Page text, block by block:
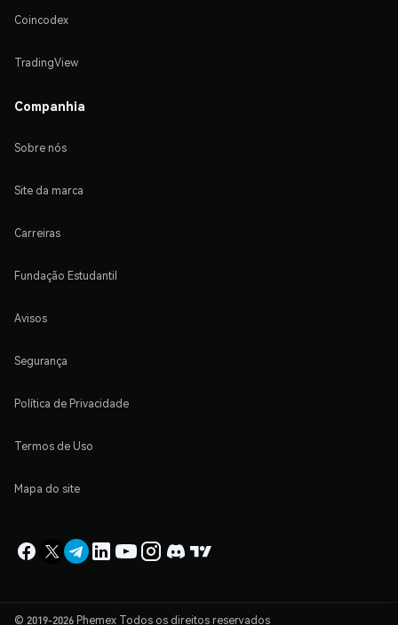
Coincodex
TradingView
Companhia
Sobre nós
Site da marca
Carreiras
Fundação Estudantil
Avisos
Segurança
Política de Privacidade
Termos de Uso
Mapa do site
© 2019-2026 Phemex Todos os direitos reservados